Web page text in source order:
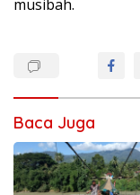
musibah.
Baca Juga